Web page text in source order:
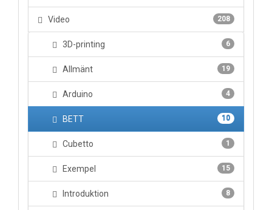
208
Video
6
3D-printing
19
Allmänt
4
Arduino
10
BETT
1
Cubetto
15
Exempel
8
Introduktion